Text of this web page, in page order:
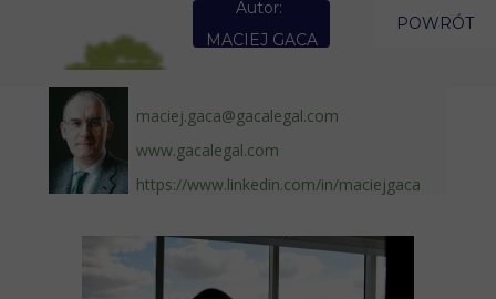
maciej.gaca@gacalegal.com
www.gacalegal.com
https://www.linkedin.com/in/maciejgaca
Autor:
MACIEJ GACA
POWRÓT